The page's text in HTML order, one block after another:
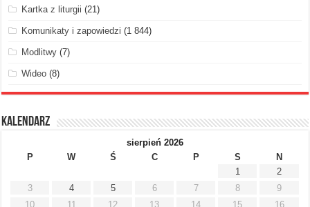
Kartka z liturgii (21)
Komunikaty i zapowiedzi (1 844)
Modlitwy (7)
Wideo (8)
Kalendarz
sierpień 2026
P
W Ś C P S
N
1
2
3
4 5 6 7 8
9
10
11 12 13 14 15
16